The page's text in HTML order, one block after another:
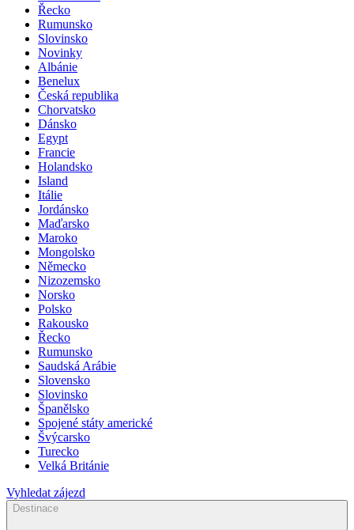
Řecko
Rumunsko
Slovinsko
Novinky
Albánie
Benelux
Česká republika
Chorvatsko
Dánsko
Egypt
Francie
Holandsko
Island
Itálie
Jordánsko
Maďarsko
Maroko
Mongolsko
Německo
Nizozemsko
Norsko
Polsko
Rakousko
Řecko
Rumunsko
Saudská Arábie
Slovensko
Slovinsko
Španělsko
Spojené státy americké
Švýcarsko
Turecko
Velká Británie
Vyhledat zájezd
Destinace